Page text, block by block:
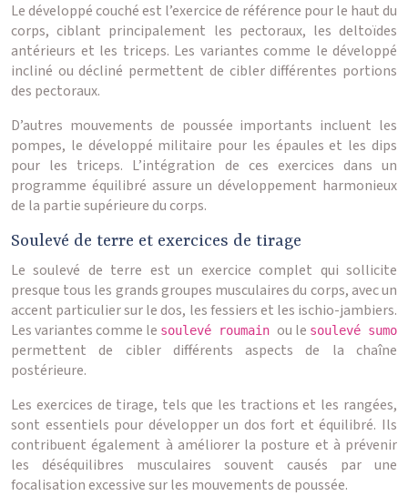
Le développé couché est l’exercice de référence pour le haut du
corps, ciblant principalement les pectoraux, les deltoïdes
antérieurs et les triceps. Les variantes comme le développé
incliné ou décliné permettent de cibler différentes portions
des pectoraux.
D’autres mouvements de poussée importants incluent les
pompes, le développé militaire pour les épaules et les dips
pour les triceps. L’intégration de ces exercices dans un
programme équilibré assure un développement harmonieux
de la partie supérieure du corps.
Soulevé de terre et exercices de tirage
Le soulevé de terre est un exercice complet qui sollicite
presque tous les grands groupes musculaires du corps, avec un
accent particulier sur le dos, les fessiers et les ischio-jambiers.
Les variantes comme le soulevé roumain ou le soulevé sumo
permettent de cibler différents aspects de la chaîne
postérieure.
Les exercices de tirage, tels que les tractions et les rangées,
sont essentiels pour développer un dos fort et équilibré. Ils
contribuent également à améliorer la posture et à prévenir
les déséquilibres musculaires souvent causés par une
focalisation excessive sur les mouvements de poussée.